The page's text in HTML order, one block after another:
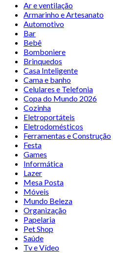
Ar e ventilação
Armarinho e Artesanato
Automotivo
Bar
Bebê
Bomboniere
Brinquedos
Casa Inteligente
Cama e banho
Celulares e Telefonia
Copa do Mundo 2026
Cozinha
Eletroportáteis
Eletrodomésticos
Ferramentas e Construção
Festa
Games
Informática
Lazer
Mesa Posta
Móveis
Mundo Beleza
Organização
Papelaria
Pet Shop
Saúde
Tv e Vídeo